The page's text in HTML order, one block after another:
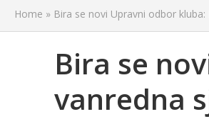
Home » Bira se novi Upravni odbor
Bira se
vanredna